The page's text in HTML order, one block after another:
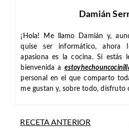
Damián
¡Hola! Me llamo Damián y,
quise ser informático, ahora
apasiona es la cocina. Si estás
bienvenida a
personal en el que comparto
me gustan y, sobre todo, disfruto
RECETA ANTERIOR